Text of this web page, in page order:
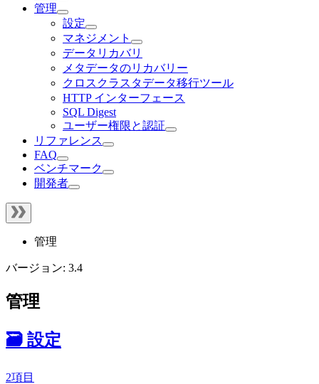
管理
設定
マネジメント
データリカバリ
メタデータのリカバリー
クロスクラスタデータ移行ツール
HTTP インターフェース
SQL Digest
ユーザー権限と認証
リファレンス
FAQ
ベンチマーク
開発者
管理
バージョン: 3.4
管理
🗃️ 設定
2項目